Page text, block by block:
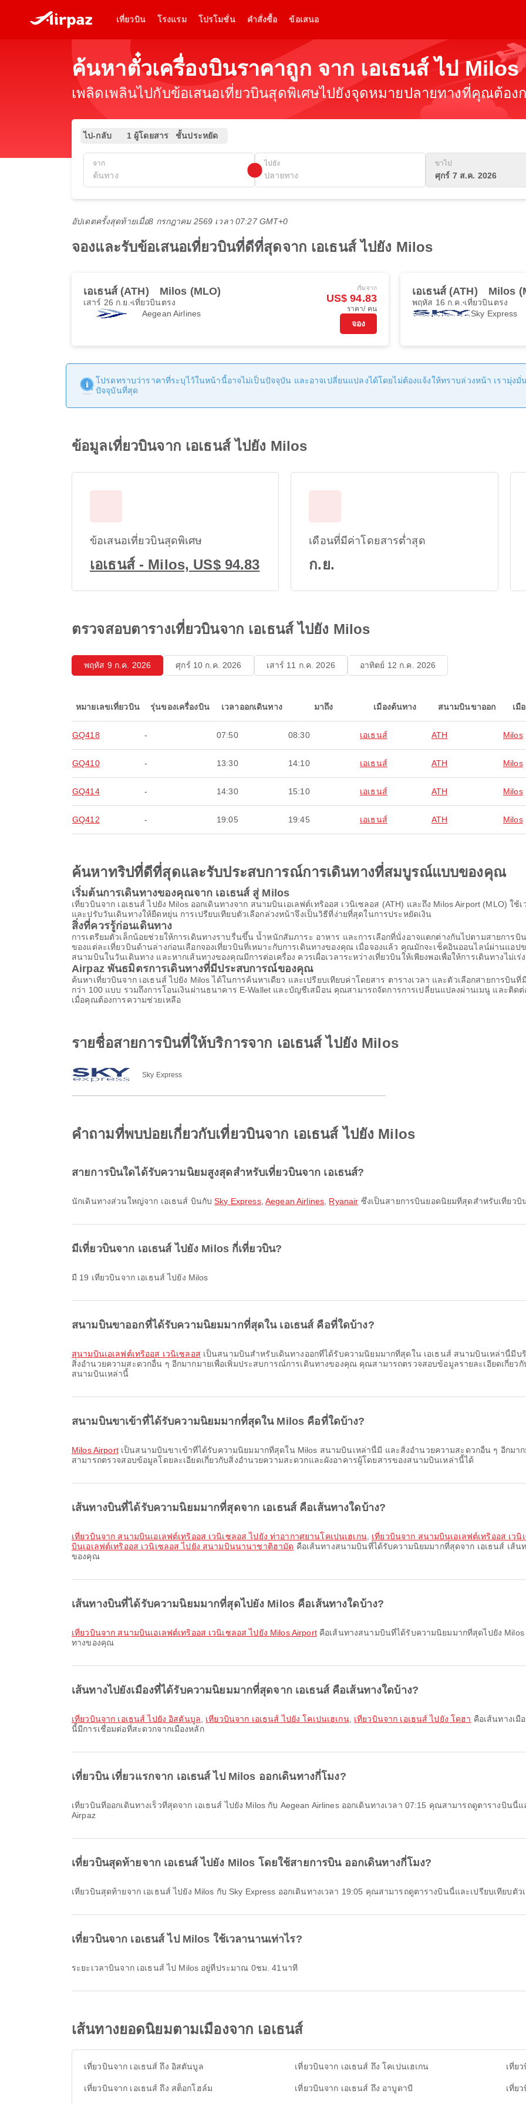
เที่ยวบิน โรงแรม โปรโมชั่น คำสั่งซื้อ ข้อเสนอ
ค้นหาตั๋วเครื่องบินราคาถูก จาก เอเธนส์ ไป Milos
เพลิดเพลินไปกับข้อเสนอเที่ยวบินสุดพิเศษไปยังจุดหมายปลายทางที่คุณต้อง
ไป-กลับ 1 ผู้โดยสาร ชั้นประหยัด
จาก ไปยัง ขาไป
ศุกร์ 7 ส.ค. 2026
อัปเดตครั้งสุดท้ายเมื่อ8 กรกฎาคม 2569 เวลา 07:27 GMT+0
จองและรับข้อเสนอเที่ยวบินที่ดีที่สุดจาก เอเธนส์ ไปยัง Milos
เอเธนส์ (ATH) Milos (MLO)
เสาร์ 26 ก.ย. เที่ยวบินตรง
Aegean Airlines
เริ่มจาก
US$ 94.83
ราคา/ คน
จอง
เอเธนส์ (ATH) Milos
พฤหัส 16 ก.ค. เที่ยวบินตรง
Sky Express
โปรดทราบว่าราคาที่ระบุไว้ในหน้านี้อาจไม่เป็นปัจจุบัน และอาจเปลี่ยนแปลงได้โดยไม่ต้องแจ้งให้ทราบล่วงหน้า เรามุ่ง
ปัจจุบันที่สุด
ข้อมูลเที่ยวบินจาก เอเธนส์ ไปยัง Milos
ข้อเสนอเที่ยวบินสุดพิเศษ
เอเธนส์ - Milos, US$ 94.83
เดือนที่มีค่าโดยสารต่ำสุด
ก.ย.
ตรวจสอบตารางเที่ยวบินจาก เอเธนส์ ไปยัง Milos
พฤหัส 9 ก.ค. 2026 ศุกร์ 10 ก.ค. 2026 เสาร์ 11 ก.ค. 2026 อาทิตย์ 12 ก.ค. 2026
หมายเลขเที่ยวบิน รุ่นของเครื่องบิน เวลาออกเดินทาง มาถึง เมืองต้นทาง สนามบินขาออก เมื
GQ418 - 07:50 08:30 เอเธนส์ ATH Milos
GQ410 - 13:30 14:10 เอเธนส์ ATH Milos
GQ414 - 14:30 15:10 เอเธนส์ ATH Milos
GQ412 - 19:05 19:45 เอเธนส์ ATH Milos
ค้นหาทริปที่ดีที่สุดและรับประสบการณ์การเดินทางที่สมบูรณ์แบบของคุณ
เริ่มต้นการเดินทางของคุณจาก เอเธนส์ สู่ Milos
เที่ยวบินจาก เอเธนส์ ไปยัง Milos ออกเดินทางจาก สนามบินเอเลฟต์เทริออส เวนิเซลอส (ATH) และถึง Milos Airport (MLO)
และปรับวันเดินทางให้ยืดหยุ่น การเปรียบเทียบตัวเลือกล่วงหน้าจึงเป็นวิธีที่ง่ายที่สุดในการประหยัดเงิน
สิ่งที่ควรรู้ก่อนเดินทาง
การเตรียมตัวเล็กน้อยช่วยให้การเดินทางราบรื่นขึ้น น้ำหนักสัมภาระ อาหาร และการเลือกที่นั่งอาจแตกต่างกันไปตามสายการบิ
ของแต่ละเที่ยวบินด้านล่างก่อนเลือกจองเที่ยวบินที่เหมาะกับการเดินทางของคุณ เมื่อจองแล้ว คุณมักจะเช็คอินออนไลน์ผ่านแอป
สนามบินในวันเดินทาง และหากเส้นทางของคุณมีการต่อเครื่อง ควรเผื่อเวลาระหว่างเที่ยวบินให้เพียงพอเพื่อให้การเดินทางไม่เร่
Airpaz พันธมิตรการเดินทางที่มีประสบการณ์ของคุณ
ค้นหาเที่ยวบินจาก เอเธนส์ ไปยัง Milos ได้ในการค้นหาเดียว และเปรียบเทียบค่าโดยสาร ตารางเวลา และตัวเลือกสายการบิน
กว่า 100 แบบ รวมถึงการโอนเงินผ่านธนาคาร E-Wallet และบัญชีเสมือน คุณสามารถจัดการการเปลี่ยนแปลงผ่านเมนู และติ
เมื่อคุณต้องการความช่วยเหลือ
รายชื่อสายการบินที่ให้บริการจาก เอเธนส์ ไปยัง Milos
Sky Express
คำถามที่พบบ่อยเกี่ยวกับเที่ยวบินจาก เอเธนส์ ไปยัง Milos
สายการบินใดได้รับความนิยมสูงสุดสำหรับเที่ยวบินจาก เอเธนส์?
นักเดินทางส่วนใหญ่จาก เอเธนส์ บินกับSky Express,Aegean Airlines Ryanair ซึ่งเป็นสายการบินยอดนิยมที่สุดสำหรับเที่ยวบิ
มีเที่ยวบินจาก เอเธนส์ ไปยัง Milos กี่เที่ยวบิน?
มี 19 เที่ยวบินจาก เอเธนส์ ไปยัง Milos
สนามบินขาออกที่ได้รับความนิยมมากที่สุดใน เอเธนส์ คือที่ใดบ้าง?
สนามบินเอเลฟต์เทริออส เวนิเซลอส เป็นสนามบินสำหรับเดินทางออกที่ได้รับความนิยมมากที่สุดใน เอเธนส์ สนามบินเหล่านี้มี
สิ่งอำนวยความสะดวกอื่น ๆ อีกมากมายเพื่อเพิ่มประสบการณ์การเดินทางของคุณ คุณสามารถตรวจสอบข้อมูลรายละเอียดเกี่ยว
สนามบินเหล่านี้
สนามบินขาเข้าที่ได้รับความนิยมมากที่สุดใน Milos คือที่ใดบ้าง?
Milos Airportเป็นสนามบินขาเข้าที่ได้รับความนิยมมากที่สุดใน Milos สนามบินเหล่านี้มี และสิ่งอำนวยความสะดวกอื่น ๆ อีกม
สามารถตรวจสอบข้อมูลโดยละเอียดเกี่ยวกับสิ่งอำนวยความสะดวกและผังอาคารผู้โดยสารของสนามบินเหล่านี้ได้
เส้นทางบินที่ได้รับความนิยมมากที่สุดจาก เอเธนส์ คือเส้นทางใดบ้าง?
เที่ยวบินจาก สนามบินเอเลฟต์เทริออส เวนิเซลอส ไปยัง ท่าอากาศยานโคเปนเฮเกน, เที่ยวบินจาก สนามบินเอเลฟต์เทริออส เว
บินเอเลฟต์เทริออส เวนิเซลอส ไปยัง สนามบินนานาชาติฮามัด คือเส้นทางสนามบินที่ได้รับความนิยมมากที่สุดจาก เอเธนส์ เส้น
ของคุณ
เส้นทางบินที่ได้รับความนิยมมากที่สุดไปยัง Milos คือเส้นทางใดบ้าง?
เที่ยวบินจาก สนามบินเอเลฟต์เทริออส เวนิเซลอส ไปยัง Milos Airportคือเส้นทางสนามบินที่ได้รับความนิยมมากที่สุดไปยัง
ทางของคุณ
เส้นทางไปยังเมืองที่ได้รับความนิยมมากที่สุดจาก เอเธนส์ คือเส้นทางใดบ้าง?
เที่ยวบินจาก เอเธนส์ ไปยัง อิสตันบูล เที่ยวบินจาก เอเธนส์ ไปยัง โคเปนเฮเกน, เที่ยวบินจาก เอเธนส์ ไปยัง โดฮา คือเส้นทางเมื
นี้มีการเชื่อมต่อที่สะดวกจากเมืองหลัก
เที่ยวบิน เที่ยวแรกจาก เอเธนส์ ไป Milos ออกเดินทางกี่โมง?
เที่ยวบินที่ออกเดินทางเร็วที่สุดจาก เอเธนส์ ไปยัง Milos กับ Aegean Airlines ออกเดินทางเวลา 07:15 คุณสามารถดูตารางบินนี้และเปรียบเทียบตัวเลือกเที่ยวบินอื่น ๆ ที่มีให้บริการบน
Airpaz
เที่ยวบินสุดท้ายจาก เอเธนส์ ไปยัง Milos โดยใช้สายการบิน ออกเดินทางกี่โมง?
เที่ยวบินสุดท้ายจาก เอเธนส์ ไปยัง Milos กับ Sky Express ออกเดินทางเวลา 19:05 คุณสามารถดูตารางบินนี้และเปรียบเทียบตั
เที่ยวบินจาก เอเธนส์ ไป Milos ใช้เวลานานเท่าไร?
ระยะเวลาบินจาก เอเธนส์ ไป Milos อยู่ที่ประมาณ 0ชม. 41นาที
เส้นทางยอดนิยมตามเมืองจาก เอเธนส์
เที่ยวบินจาก เอเธนส์ ถึง อิสตันบูล เที่ยวบินจาก เอเธนส์ ถึง โคเปนเฮเกน เที่ย
เที่ยวบินจาก เอเธนส์ ถึง สต็อกโฮล์ม เที่ยวบินจาก เอเธนส์ ถึง อาบูดาบี เที่ย